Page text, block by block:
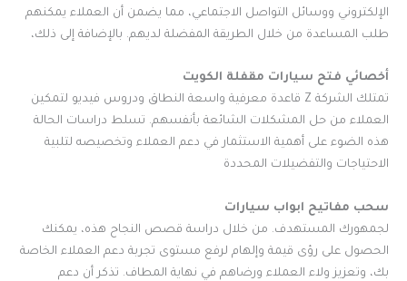
الإلكتروني ووسائل التواصل الاجتماعي، مما يضمن أن العملاء يمكنهم
طلب المساعدة من خلال الطريقة المفضلة لديهم. بالإضافة إلى ذلك،
أخصائي فتح سيارات مقفلة الكويت
تمتلك الشركة Z قاعدة معرفية واسعة النطاق ودروس فيديو لتمكين
العملاء من حل المشكلات الشائعة بأنفسهم. تسلط دراسات الحالة
هذه الضوء على أهمية الاستثمار في دعم العملاء وتخصيصه لتلبية
الاحتياجات والتفضيلات المحددة
سحب مفاتيح ابواب سيارات
لجمهورك المستهدف. من خلال دراسة قصص النجاح هذه، يمكنك
الحصول على رؤى قيمة وإلهام لرفع مستوى تجربة دعم العملاء الخاصة
بك، وتعزيز ولاء العملاء ورضاهم في نهاية المطاف. تذكر أن دعم